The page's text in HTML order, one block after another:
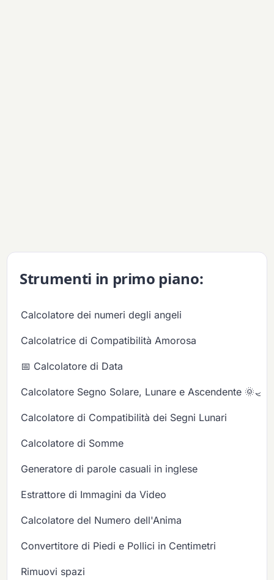
Strumenti in primo piano:
Calcolatore dei numeri degli angeli
Calcolatrice di Compatibilità Amorosa
📅 Calcolatore di Data
Calcolatore Segno Solare, Lunare e Ascendente 🌞🌙✨
Calcolatore di Compatibilità dei Segni Lunari
Calcolatore di Somme
Generatore di parole casuali in inglese
Estrattore di Immagini da Video
Calcolatore del Numero dell'Anima
Convertitore di Piedi e Pollici in Centimetri
Rimuovi spazi